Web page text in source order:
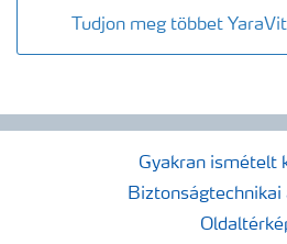
Tudjon meg többet
Gyakran ismételt
Biztonságtechnikai